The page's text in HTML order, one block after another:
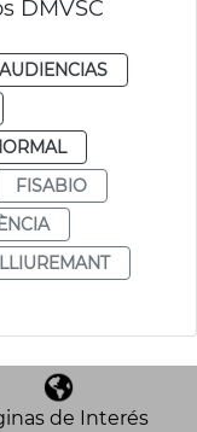
DMVSC
FISABIO
LLIUREMANT
de Interés